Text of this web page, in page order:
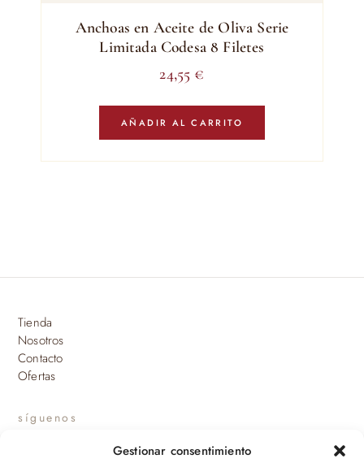
Gestionar consentimiento
Anchoas en Aceite de Oliva Serie
Limitada Codesa 8 Filetes
24,55 €
AÑADIR AL CARRITO
Tienda
Nosotros
Contacto
Ofertas
síguenos